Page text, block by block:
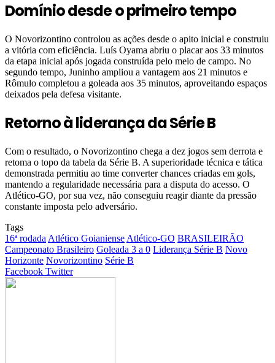
Domínio desde o primeiro tempo
O Novorizontino controlou as ações desde o apito inicial e construiu
a vitória com eficiência. Luís Oyama abriu o placar aos 33 minutos
da etapa inicial após jogada construída pelo meio de campo. No
segundo tempo, Juninho ampliou a vantagem aos 21 minutos e
Rômulo completou a goleada aos 35 minutos, aproveitando espaços
deixados pela defesa visitante.
Retorno à liderança da Série B
Com o resultado, o Novorizontino chega a dez jogos sem derrota e
retoma o topo da tabela da Série B. A superioridade técnica e tática
demonstrada permitiu ao time converter chances criadas em gols,
mantendo a regularidade necessária para a disputa do acesso. O
Atlético-GO, por sua vez, não conseguiu reagir diante da pressão
constante imposta pelo adversário.
Tags
16ª rodada Atlético Goianiense Atlético-GO BRASILEIRÃO
Campeonato Brasileiro Goleada 3 a 0 Liderança Série B Novo
Horizonte Novorizontino Série B
Facebook TwitterGoogle+
LinkedIn
StumbleUpon
Tumblr
Pinterest
Reddit
VKontakte
Share
Print